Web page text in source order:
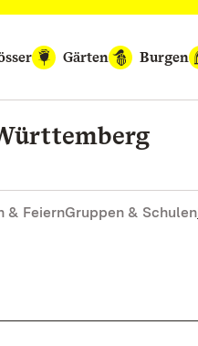
Gärten Burgen
& FeiernGruppen & Schulen